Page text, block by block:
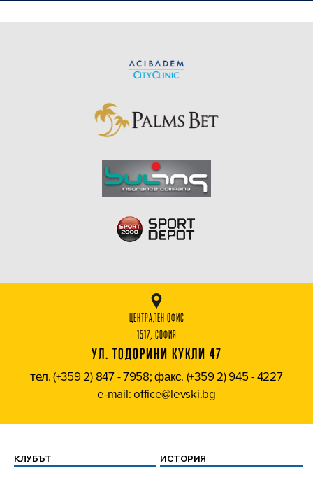
ЦЕНТРАЛЕН ОФИС
1517, СОФИЯ
УЛ. ТОДОРИНИ КУКЛИ 47
тел. (+359 2) 847 - 7958; факс. (+359 2) 945 - 4227
e-mail: office@levski.bg
КЛУБЪТ ИСТОРИЯ